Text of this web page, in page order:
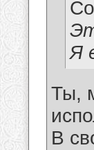
Я
Ты,
В